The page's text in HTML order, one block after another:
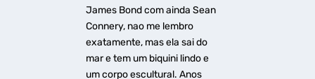
James Bond com ainda Sean
Connery, nao me lembro
exatamente, mas ela sai do
mar e tem um biquini lindo e
um corpo escultural. Anos